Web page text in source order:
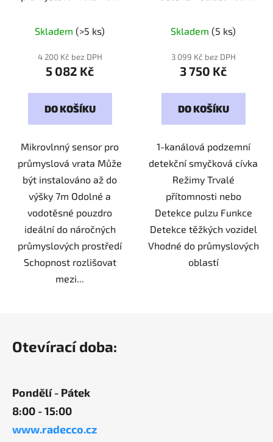
hodnocení
produktu
je
z
Skladem (>5 ks)
4 200 Kč bez DPH
5 082 Kč
DO KOŠÍKU
Mikrovlnný sensor pro
průmyslová vrata Může
být instalováno až do
výšky 7m Odolné a
vodotěsné pouzdro
ideální do náročných
průmyslových prostředí
Schopnost rozlišovat
mezi...
Skladem (5 ks)
3 099 Kč bez DPH
3 750 Kč
DO KOŠÍKU
1-kanálová podzemní
detekční smyčková cívka
Režimy Trvalé
přítomnosti nebo
Detekce pulzu Funkce
Detekce těžkých vozidel
Vhodné do průmyslových
oblastí
Otevírací doba:
Pondělí - Pátek
8:00 - 15:00
www.radecco.cz